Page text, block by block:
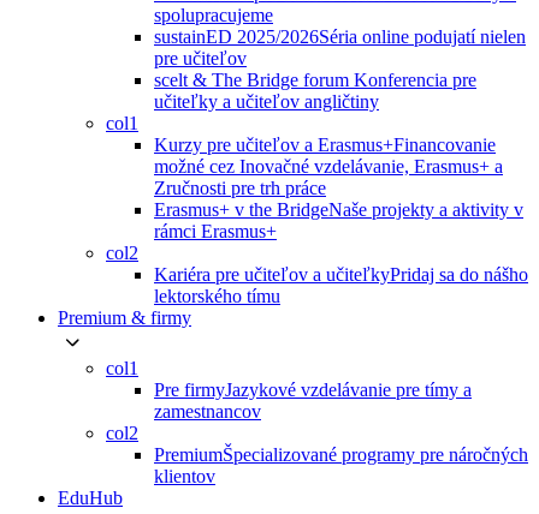
spolupracujeme
sustainED 2025/2026Séria online podujatí nielen
pre učiteľov
scelt & The Bridge forum Konferencia pre
učiteľky a učiteľov angličtiny
col1
Kurzy pre učiteľov a Erasmus+Financovanie
možné cez Inovačné vzdelávanie, Erasmus+ a
Zručnosti pre trh práce
Erasmus+ v the BridgeNaše projekty a aktivity v
rámci Erasmus+
col2
Kariéra pre učiteľov a učiteľkyPridaj sa do nášho
lektorského tímu
Premium & firmy
col1
Pre firmyJazykové vzdelávanie pre tímy a
zamestnancov
col2
PremiumŠpecializované programy pre náročných
klientov
EduHub